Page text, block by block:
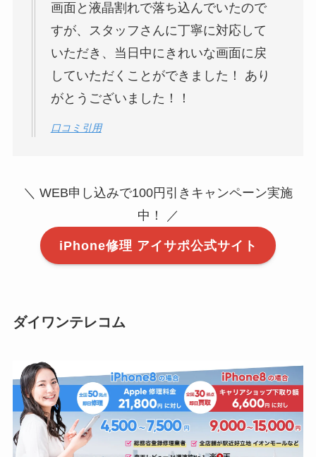
画面と液晶割れで落ち込んでいたので
すが、スタッフさんに丁寧に対応して
いただき、当日中にきれいな画面に戻
していただくことができました！ あり
がとうございました！！
口コミ引用
＼ WEB申し込みで100円引きキャンペーン実施
中！ ／
iPhone修理 アイサポ公式サイト
ダイワンテレコム